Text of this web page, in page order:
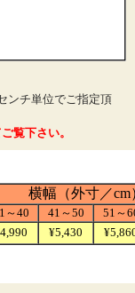
ンチ単位でご指定頂
覧下さい。